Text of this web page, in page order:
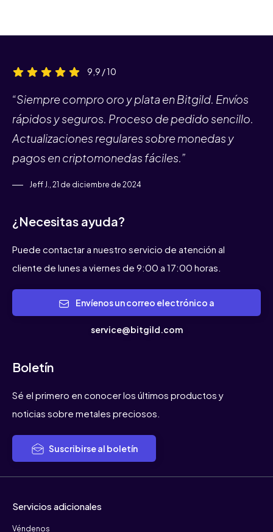
9,9 / 10
“Siempre compro oro y plata en Bitgild. Envíos
rápidos y seguros. Proceso de pedido sencillo.
Actualizaciones regulares sobre monedas y
pagos en criptomonedas fáciles.”
Jeff J., 21 de diciembre de 2024
¿Necesitas ayuda?
Puede contactar a nuestro servicio de atención al
cliente de lunes a viernes de 9:00 a 17:00 horas.
service@bitgild.com
Boletín
Sé el primero en conocer los últimos productos y
noticias sobre metales preciosos.
Suscribirse al boletín
Servicios adicionales
Véndenos